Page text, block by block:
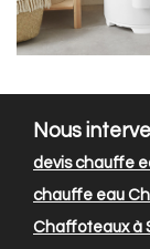
Nous
devis chauffe
chauffe eau
Chaffoteaux à